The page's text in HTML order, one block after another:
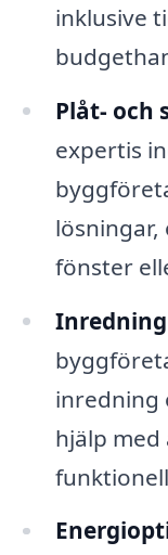
inklusive
Plåt- och
expertis
fönster
inredning
hjälp med